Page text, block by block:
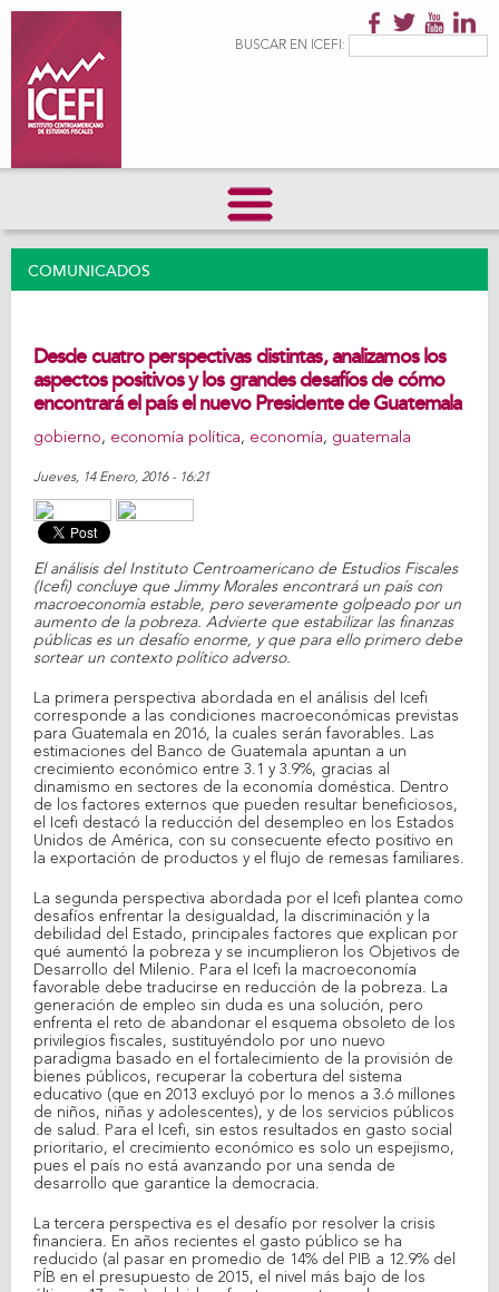
principalFormulario de
BUSCAR EN ICEFI:
COMUNICADOS
Desde cuatro perspectivas distintas, analizamos los
aspectos positivos y los grandes desafíos de cómo
encontrará el país el nuevo Presidente de Guatemala
gobierno, economía política, economía, guatemala
Jueves, 14 Enero, 2016 - 16:21
El análisis del Instituto Centroamericano de Estudios Fiscales
(Icefi) concluye que Jimmy Morales encontrará un país con
macroeconomía estable, pero severamente golpeado por un
aumento de la pobreza. Advierte que estabilizar las finanzas
públicas es un desafío enorme, y que para ello primero debe
sortear un contexto político adverso.
La primera perspectiva abordada en el análisis del Icefi
corresponde a las condiciones macroeconómicas previstas
para Guatemala en 2016, la cuales serán favorables. Las
estimaciones del Banco de Guatemala apuntan a un
crecimiento económico entre 3.1 y 3.9%, gracias al
dinamismo en sectores de la economía doméstica. Dentro
de los factores externos que pueden resultar beneficiosos,
el Icefi destacó la reducción del desempleo en los Estados
Unidos de América, con su consecuente efecto positivo en
la exportación de productos y el flujo de remesas familiares.
La segunda perspectiva abordada por el Icefi plantea como
desafíos enfrentar la desigualdad, la discriminación y la
debilidad del Estado, principales factores que explican por
qué aumentó la pobreza y se incumplieron los Objetivos de
Desarrollo del Milenio. Para el Icefi la macroeconomía
favorable debe traducirse en reducción de la pobreza. La
generación de empleo sin duda es una solución, pero
enfrenta el reto de abandonar el esquema obsoleto de los
privilegios fiscales, sustituyéndolo por uno nuevo
paradigma basado en el fortalecimiento de la provisión de
bienes públicos, recuperar la cobertura del sistema
educativo (que en 2013 excluyó por lo menos a 3.6 millones
de niños, niñas y adolescentes), y de los servicios públicos
de salud. Para el Icefi, sin estos resultados en gasto social
prioritario, el crecimiento económico es solo un espejismo,
pues el país no está avanzando por una senda de
desarrollo que garantice la democracia.
La tercera perspectiva es el desafío por resolver la crisis
financiera. En años recientes el gasto público se ha
reducido (al pasar en promedio de 14% del PIB a 12.9% del
PÍB en el presupuesto de 2015, el nivel más bajo de los